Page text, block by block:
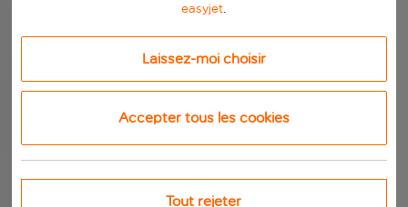
easyjet.
Laissez-moi choisir
Accepter tous les cookies
Tout rejeter